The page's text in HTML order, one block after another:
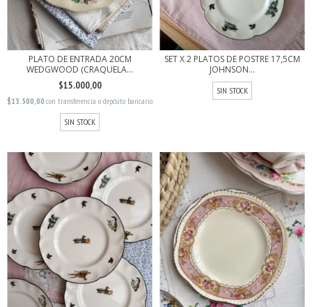
PLATO DE ENTRADA 20CM
WEDGWOOD (CRAQUELA...
$15.000,00
$13.500,00 con transferencia o depósito bancario
SIN STOCK
SET X 2 PLATOS DE POSTRE 17,5CM
JOHNSON...
SIN STOCK